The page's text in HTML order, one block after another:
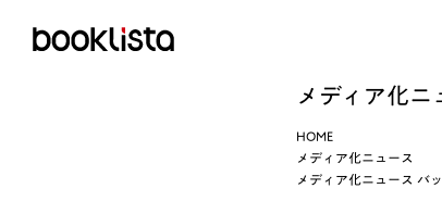
メディア化ニ
HOME
メディア化ニュース
メディア化ニュース バ